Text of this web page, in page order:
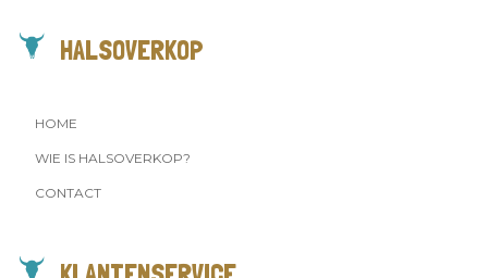
HALSOVERKOP
HOME
WIE IS HALSOVERKOP?
CONTACT